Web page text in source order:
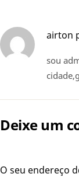
airton
sou
Deixe um
O seu endereço